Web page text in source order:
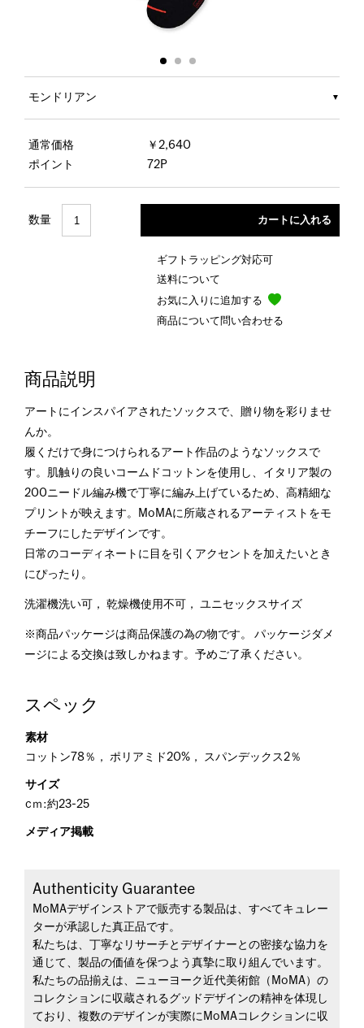
モンドリアン
通常価格
￥2,640
ポイント
72P
数量
ギフトラッピング対応可
送料について
お気に入りに追加する
商品について問い合わせる
商品説明
アートにインスパイアされたソックスで、贈り物を彩りませ
んか。
履くだけで身につけられるアート作品のようなソックスで
す。肌触りの良いコームドコットンを使用し、イタリア製の
200ニードル編み機で丁寧に編み上げているため、高精細な
プリントが映えます。MoMAに所蔵されるアーティストをモ
チーフにしたデザインです。
日常のコーディネートに目を引くアクセントを加えたいとき
にぴったり。
洗濯機洗い可， 乾燥機使用不可， ユニセックスサイズ
※商品パッケージは商品保護の為の物です。 パッケージダメ
ージによる交換は致しかねます。予めご了承ください。
スペック
素材
コットン78％， ポリアミド20%， スパンデックス2％
サイズ
cｍ:約23-25
メディア掲載
Authenticity Guarantee
MoMAデザインストアで販売する製品は、すべてキュレー
ターが承認した真正品です。
私たちは、丁寧なリサーチとデザイナーとの密接な協力を
通じて、製品の価値を保つよう真摯に取り組んでいます。
私たちの品揃えは、ニューヨーク近代美術館（MoMA）の
コレクションに収蔵されるグッドデザインの精神を体現し
ており、複数のデザインが実際にMoMAコレクションに収